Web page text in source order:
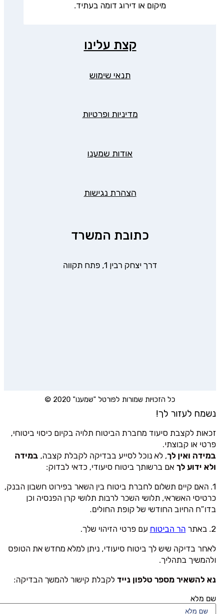
מיקום או דירוג דומה בעתיד.
קצת עלינו
תנאי שימוש
מדיניות ופרטיות
אודות שמענו
הצהרת נגישות
כתובת המשרד
דרך יצחק רבין 1, פתח תקווה
כל הזכויות שמורות לפורטל "שמענו" 2020 ©
נשמח לעזור לך!
זכאות לקצבת סיעוד מחברת הביטוח תלויה בקיום כיסוי ביטוחי,
פרטי או קבוצתי.
במידה ואין לך, לא נוכל לסייע בבדיקה לקבלת קצבה, במידה
ולא ידוע לך אם ברשותך ביטוח סיעודי, כדאי לבדוק:
1. האם קיים תשלום לחברת ביטוח בין השאר בפירוט חשבון הבנק,
כרטיסי האשראי, תלושי השכר לרבות תלושי קרן הפנסיה וכן
בדו”ח החיוב החודשי של קופת החולים.
2. באתר
הר הביטוח עם פרטי הזיהוי שלך.
לאחר בדיקה שיש לך ביטוח סיעודי, ניתן למלא מחדש את הטופס
ולהמשיך בתהליך.
נא להשאיר מספר טלפון נייד לקבלת קישור להמשך הבדיקה:
שם מלא